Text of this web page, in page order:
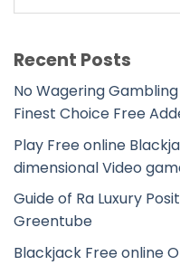
Recent Posts
No Wagering
Finest Choice Free
Play Free online
dimensional Video
Guide of Ra Luxury
Greentube
Blackjack Free online